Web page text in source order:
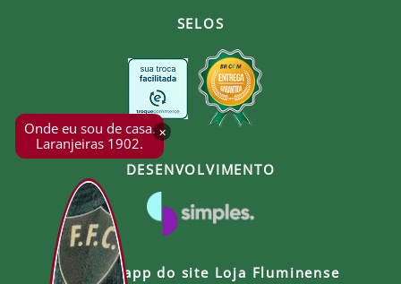
×
Onde eu sou de casa.
Laranjeiras 1902.
SELOS
DESENVOLVIMENTO
Baixe o app do site Loja Fluminense